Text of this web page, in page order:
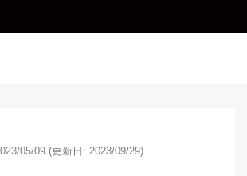
05/09 (更新日: 2023/09/29)